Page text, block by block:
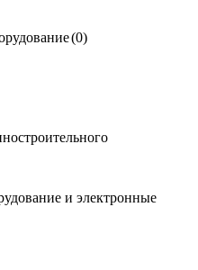
(0)
и электронные